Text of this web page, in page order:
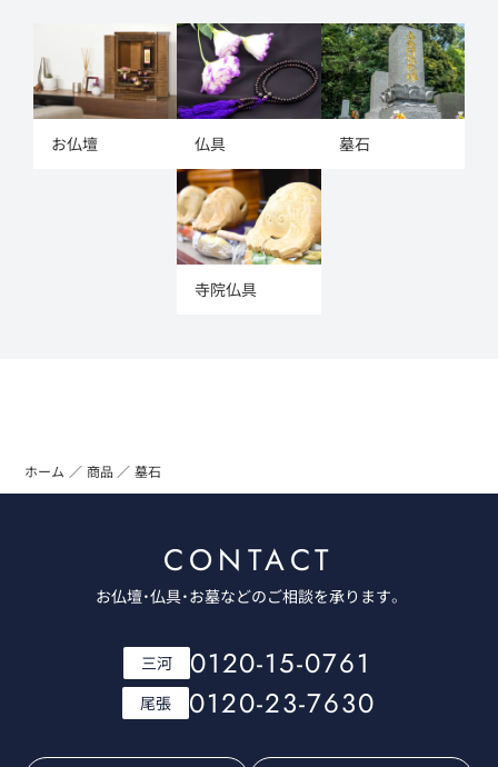
お仏壇 仏具 墓石
寺院仏具
ホーム 商品 墓石
CONTACT
お仏壇・仏具・お墓などのご相談を承ります。
三河 0120-15-0761
尾張 0120-23-7630